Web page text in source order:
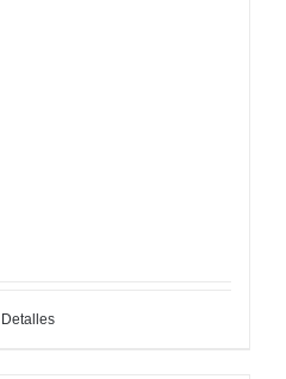
Detalles